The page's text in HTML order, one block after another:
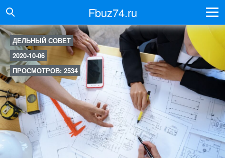
Fbuz74.ru
ДЕЛЬНЫЙ СОВЕТ
2020-10-06
ПРОСМОТРОВ: 2534